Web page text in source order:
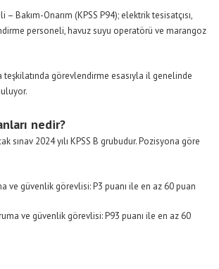
Bakım-Onarım (KPSS P94); elektrik tesisatçısı,
personeli, havuz suyu operatörü ve marangoz
görevlendirme esasıyla il genelinde
nedir?
sınav 2024 yılı KPSS B grubudur. Pozisyona göre
ve güvenlik görevlisi: P3 puanı ile en az 60 puan
ve güvenlik görevlisi: P93 puanı ile en az 60